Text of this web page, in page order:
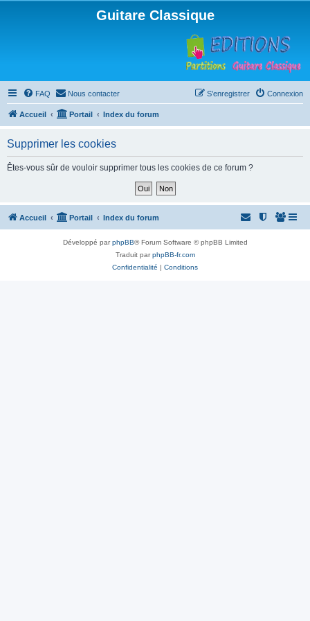
Guitare Classique
FAQ Nous contacter Connexion
S’enregistrer
Accueil Portail Index du forum
Supprimer les cookies
Êtes-vous sûr de vouloir supprimer tous les cookies de ce forum ?
Accueil Portail Index du forum
Développé parphpBB® Forum Software © phpBB Limited
Traduit parphpBB-fr.com
Confidentialité | Conditions